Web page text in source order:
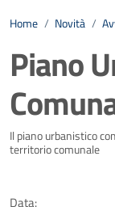
Home / Novità /
Piano
Dettagli
Il piano urbanistico
territorio comunale
Data: